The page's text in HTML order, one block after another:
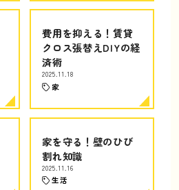
費用を抑える！賃貸
クロス張替えDIYの経
済術
2025.11.18
家
家を守る！壁のひび
割れ知識
2025.11.16
生活